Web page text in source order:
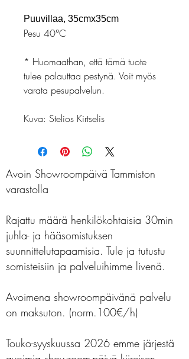
Puuvillaa, 35cmx35cm
Pesu 40°C
* Huomaathan, että tämä tuote
tulee palauttaa pestynä. Voit myös
varata pesupalvelun.
Kuva: Stelios Kirtselis
Avoin Showroompäivä Tammiston
varastolla
Rajattu määrä henkilökohtaisia 30min
juhla- ja hääsomistuksen
suunnittelutapaamisia. Tule ja tutustu
somisteisiin ja palveluihimme livenä.
Avoimena showroompäivänä palvelu
on maksuton. (norm.100€/h)
Touko-syyskuussa 2026 emme järjestä